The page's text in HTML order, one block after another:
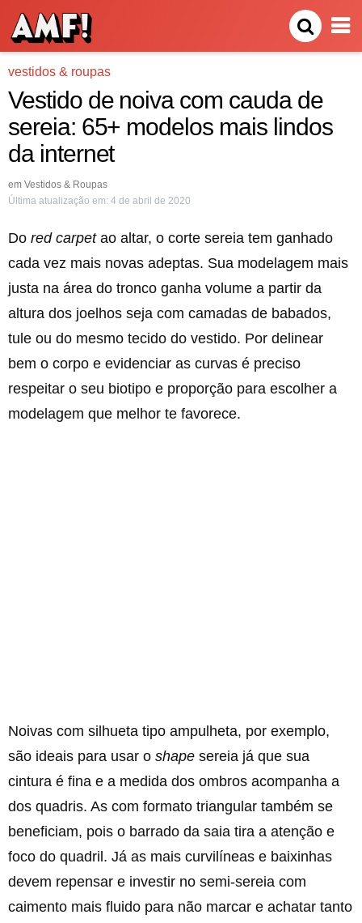
vestidos & roupas
Vestido de noiva com cauda de
sereia: 65+ modelos mais lindos
da internet
em Vestidos & Roupas
Última atualização em: 4 de abril de 2020
Do red carpetao altar, o corte sereia tem ganhado
cada vez mais novas adeptas. Sua modelagem mais
justa na área do tronco ganha volume a partir da
altura dos joelhos seja com camadas de babados,
tule ou do mesmo tecido do vestido. Por delinear
bem o corpo e evidenciar as curvas é preciso
respeitar o seu biotipo e proporção para escolher a
modelagem que melhor te favorece.
Noivas com silhueta tipo ampulheta, por exemplo,
são ideais para usar o shape sereia já que sua
cintura é fina e a medida dos ombros acompanha a
dos quadris. As com formato triangular também se
beneficiam, pois o barrado da saia tira a atenção e
foco do quadril. Já as mais curvilíneas e baixinhas
devem repensar e investir no semi-sereia com
caimento mais fluido para não marcar e achatar tanto